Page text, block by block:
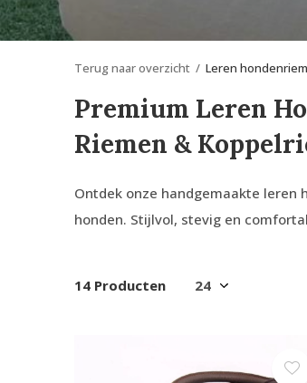
Terug naar overzicht Leren
Premium Leren
Riemen &
Ontdek onze handgemaakte leren
honden. Stijlvol, stevig en
14 Producten